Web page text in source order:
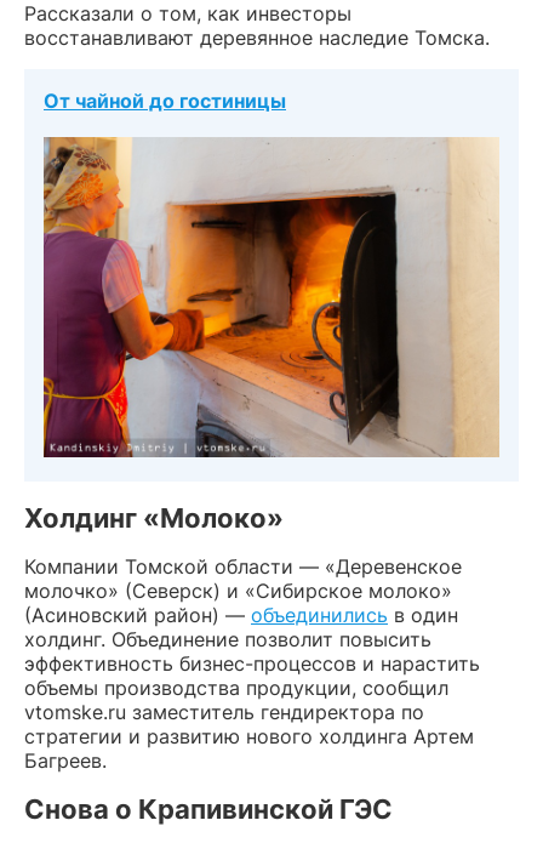
Рассказали о том, как инвесторы
восстанавливают деревянное наследие Томска.
От чайной до гостиницы
Холдинг «Молоко»
Компании Томской области — «Деревенское
молочко» (Северск) и «Сибирское молоко»
(Асиновский район) — объединились в один
холдинг. Объединение позволит повысить
эффективность бизнес-процессов и нарастить
объемы производства продукции, сообщил
vtomske.ru заместитель гендиректора по
стратегии и развитию нового холдинга Артем
Багреев.
Снова о Крапивинской ГЭС